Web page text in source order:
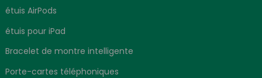
étuis AirPods
étuis pour iPad
Bracelet de montre intelligente
Porte-cartes téléphoniques